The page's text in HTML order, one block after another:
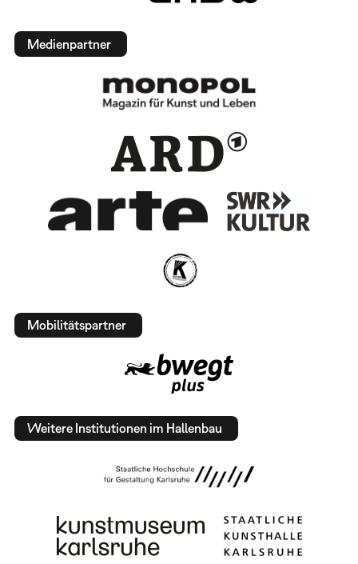
Medienpartner
Mobilitätspartner
Weitere Institutionen im Hallenbau